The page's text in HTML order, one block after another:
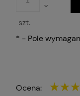
szt.
* - Pole
Ocena: